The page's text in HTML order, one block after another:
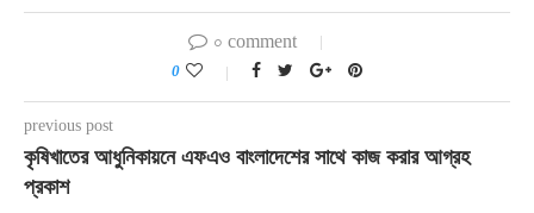
০ comment
0
previous post
কৃষিখাতের আধুনিকায়নে এফএও বাংলাদেশের সাথে কাজ করার আগ্রহ
প্রকাশ